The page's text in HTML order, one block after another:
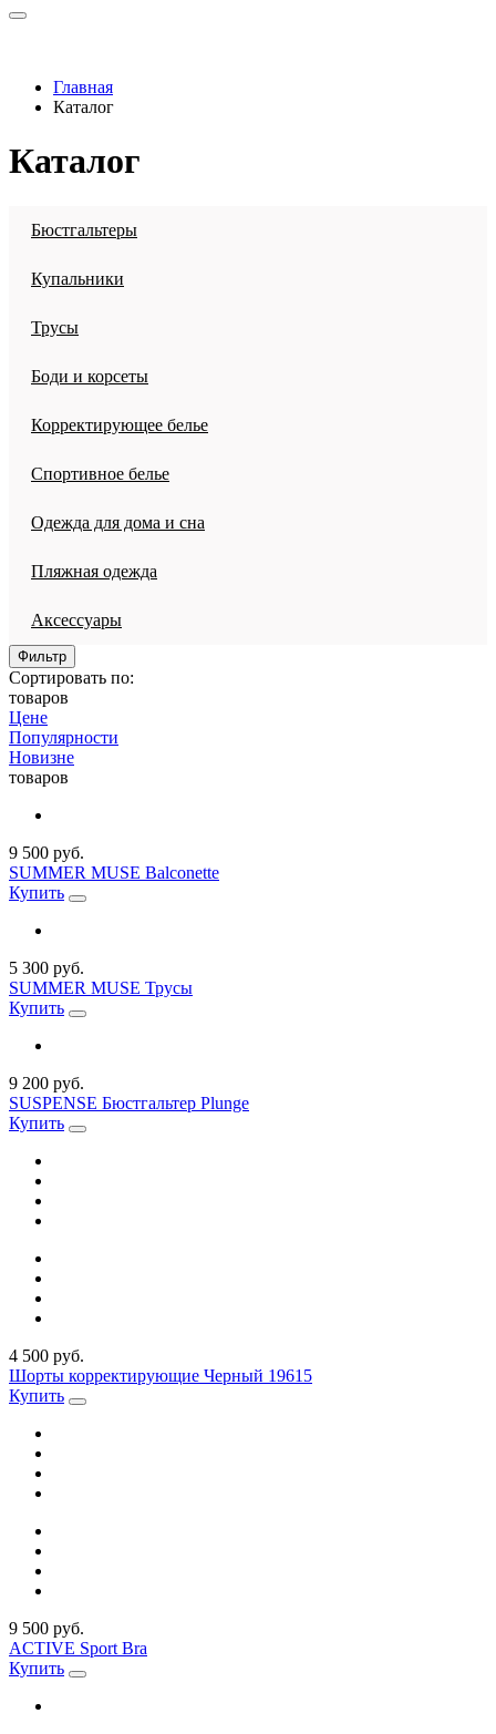
Главная
Каталог
Каталог
Бюстгальтеры
Купальники
Трусы
Боди и корсеты
Корректирующее белье
Спортивное белье
Одежда для дома и сна
Пляжная одежда
Аксессуары
Фильтр
Сортировать по:
товаров
Цене
Популярности
Новизне
товаров
9 500 руб.
SUMMER MUSE Balconette
Купить
5 300 руб.
SUMMER MUSE Трусы
Купить
9 200 руб.
SUSPENSE Бюстгальтер Plunge
Купить
4 500 руб.
Шорты корректирующие Черный 19615
Купить
9 500 руб.
ACTIVE Sport Bra
Купить